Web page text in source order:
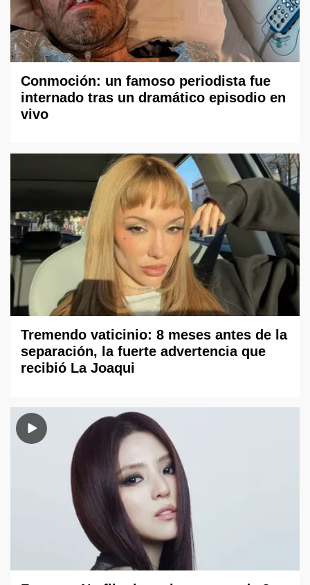
Conmoción: un famoso periodista fue
internado tras un dramático episodio en
vivo
Tremendo vaticinio: 8 meses antes de la
separación, la fuerte advertencia que
recibió La Joaqui